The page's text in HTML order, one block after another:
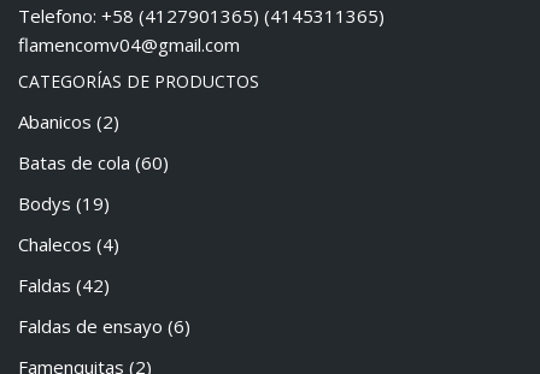
Telefono: +58 (4127901365) (4145311365)
flamencomv04@gmail.com
CATEGORÍAS DE PRODUCTOS
Abanicos (2)
Batas de cola (60)
Bodys (19)
Chalecos (4)
Faldas (42)
Faldas de ensayo (6)
Famenquitas (2)